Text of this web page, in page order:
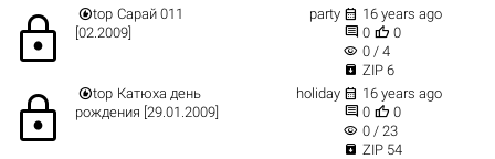
lock top Сарай 011
[02.2009]
party  16 years ago
 0  0
visibility 0 / 4
 ZIP 6
lock top Катюха день
рождения [29.01.2009]
holiday  16 years ago
 0  0
visibility 0 / 23
 ZIP 54